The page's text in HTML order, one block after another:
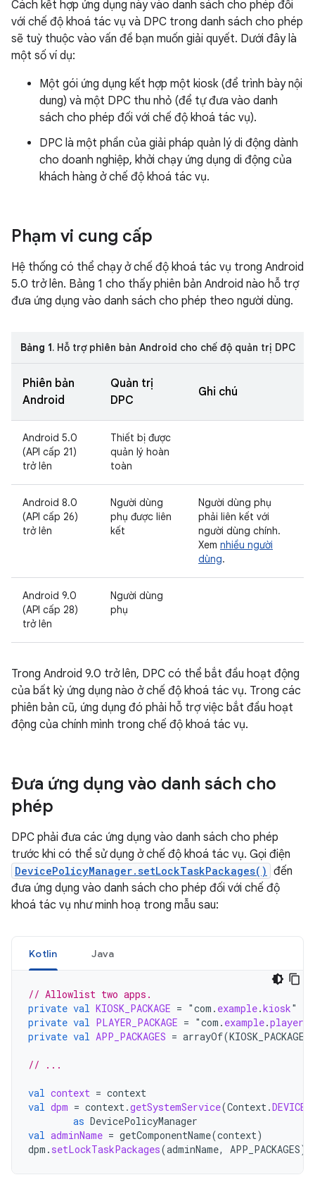
Cách kết hợp ứng dụng này vào danh sách cho phép đối
với chế độ khoá tác vụ và DPC trong danh sách cho phép
sẽ tuỳ thuộc vào vấn đề bạn muốn giải quyết. Dưới đây là
một số ví dụ:
Một gói ứng dụng kết hợp một kiosk (để trình bày nội
dung) và một DPC thu nhỏ (để tự đưa vào danh
sách cho phép đối với chế độ khoá tác vụ).
DPC là một phần của giải pháp quản lý di động dành
cho doanh nghiệp, khởi chạy ứng dụng di động của
khách hàng ở chế độ khoá tác vụ.
Phạm vi cung cấp
Hệ thống có thể chạy ở chế độ khoá tác vụ trong Android
5.0 trở lên. Bảng 1 cho thấy phiên bản Android nào hỗ trợ
đưa ứng dụng vào danh sách cho phép theo người dùng.
Bảng 1. Hỗ trợ phiên bản Android cho chế độ quản trị DPC
Phiên bản
Android
Quản trị
DPC
Ghi chú
Android 5.0
(API cấp 21)
trở lên
Thiết bị được
quản lý hoàn
toàn
Android 8.0
(API cấp 26)
trở lên
Người dùng
phụ được liên
kết
Người dùng phụ
phải liên kết với
người dùng chính.
Xem nhiều người
dùng.
Android 9.0
(API cấp 28)
trở lên
Người dùng
phụ
Trong Android 9.0 trở lên, DPC có thể bắt đầu hoạt động
của bất kỳ ứng dụng nào ở chế độ khoá tác vụ. Trong các
phiên bản cũ, ứng dụng đó phải hỗ trợ việc bắt đầu hoạt
động của chính mình trong chế độ khoá tác vụ.
Đưa ứng dụng vào danh sách cho
phép
DPC phải đưa các ứng dụng vào danh sách cho phép
trước khi có thể sử dụng ở chế độ khoá tác vụ. Gọi điện
DevicePolicyManager.setLockTaskPackages() đến
đưa ứng dụng vào danh sách cho phép đối với chế độ
khoá tác vụ như minh hoạ trong mẫu sau:
Kotlin Java
// Allowlist two apps.
private val KIOSK_PACKAGE = "com . example.kiosk
private val PLAYER_PACKAGE = "com . example.player
private val APP_PACKAGES = arrayOf(KIOSK_PACKAGE
// ...
val context = context
val dpm = context.getSystemService(Context.
as DevicePolicyManager
val adminName = getComponentName(context)
dpm . setLockTaskPackages(adminName, APP_PACKAGES)